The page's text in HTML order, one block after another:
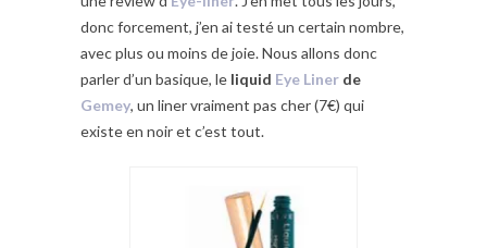
donc forcement, j’en ai testé un certain nombre,
avec plus ou moins de joie. Nous allons donc
parler d’un basique, le liquid Eye Liner de
Gemey, un liner vraiment pas cher (7€) qui
existe en noir et c’est tout.